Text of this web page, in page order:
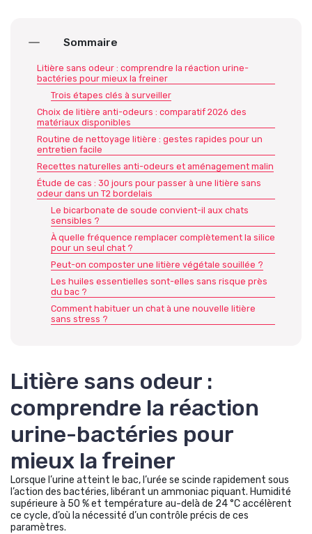
Sommaire
Litière sans odeur : comprendre la réaction urine-
bactéries pour mieux la freiner
Trois étapes clés à surveiller
Choix de litière anti-odeurs : comparatif 2026 des
matériaux disponibles
Routine de nettoyage litière : gestes rapides pour un
entretien facile
Recettes naturelles anti-odeurs et aménagement malin
Étude de cas : 30 jours pour passer à une litière sans
odeur dans un T2 bordelais
Le bicarbonate de soude convient-il aux chats
sensibles ?
À quelle fréquence remplacer complètement la silice
pour un seul chat ?
Peut-on composter une litière végétale souillée ?
Les huiles essentielles sont-elles sans risque près
du bac ?
Comment habituer un chat à une nouvelle litière
sans stress ?
Litière sans odeur :
comprendre la réaction
urine-bactéries pour
mieux la freiner
Lorsque l’urine atteint le bac, l’urée se scinde rapidement sous
l’action des bactéries, libérant un ammoniac piquant. Humidité
supérieure à 50 % et température au-delà de 24 °C accélèrent
ce cycle, d’où la nécessité d’un contrôle précis de ces
paramètres.